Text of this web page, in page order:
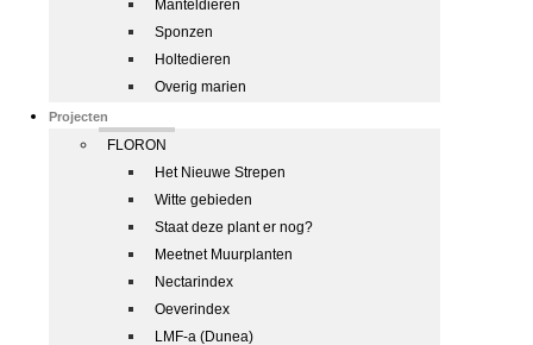
Manteldieren
Sponzen
Holtedieren
Overig marien
Projecten
FLORON
Het Nieuwe Strepen
Witte gebieden
Staat deze plant er nog?
Meetnet Muurplanten
Nectarindex
Oeverindex
LMF-a (Dunea)